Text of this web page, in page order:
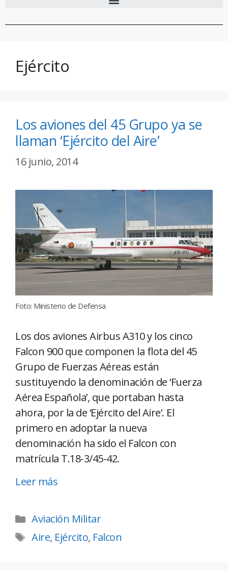
Ejército
Los aviones del 45 Grupo ya se
llaman ‘Ejército del Aire’
16 junio, 2014
Foto: Ministerio de Defensa
Los dos aviones Airbus A310 y los cinco
Falcon 900 que componen la flota del 45
Grupo de Fuerzas Aéreas están
sustituyendo la denominación de ‘Fuerza
Aérea Española’, que portaban hasta
ahora, por la de ‘Ejército del Aire’. El
primero en adoptar la nueva
denominación ha sido el Falcon con
matrícula T.18-3/45-42.
Leer más
Aviación Militar
Aire, Ejército, Falcon